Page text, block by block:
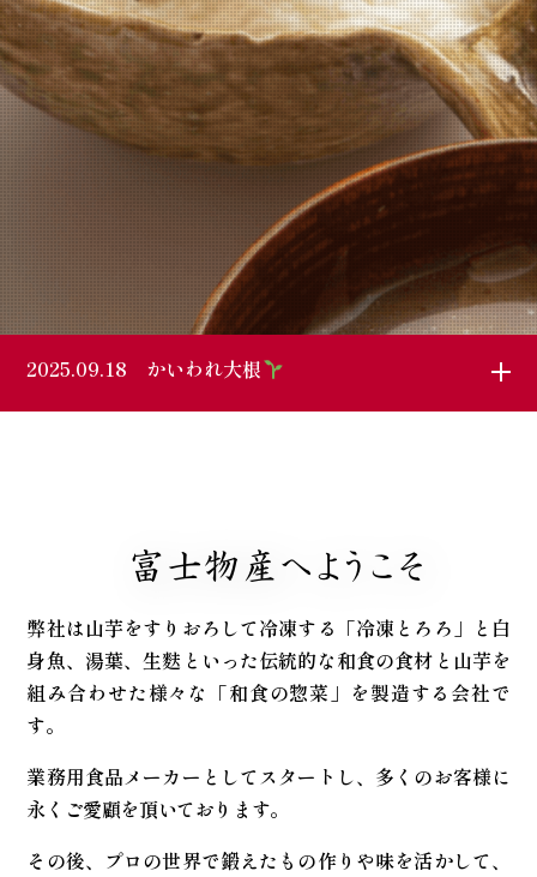
2025.09.18 かいわれ大根
富士物産へようこそ
弊社は山芋をすりおろして冷凍する「冷凍とろろ」と 白
身魚、湯葉、生麩といった伝統的な和食の食材と 山芋を
組み合わせた様々な「和食の惣菜」を製造する会社で
す。
業務用食品メーカーとしてスタートし、 多くのお客様に
永くご愛顧を頂いております。
その後、プロの世界で鍛えたもの作りや味を活かして、